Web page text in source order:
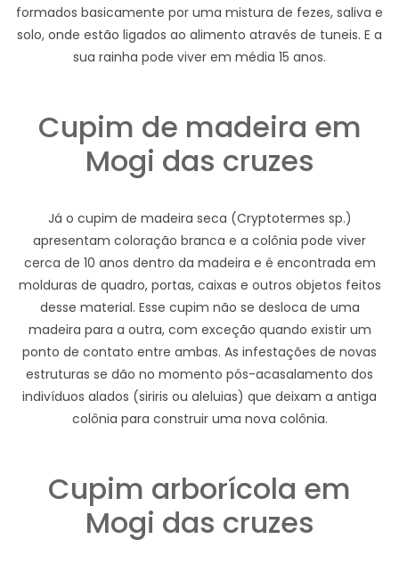
formados basicamente por uma mistura de fezes, saliva e
solo, onde estão ligados ao alimento através de tuneis. E a
sua rainha pode viver em média 15 anos.
Cupim de madeira em
Mogi das cruzes
Já o cupim de madeira seca (Cryptotermes sp.)
apresentam coloração branca e a colônia pode viver
cerca de 10 anos dentro da madeira e é encontrada em
molduras de quadro, portas, caixas e outros objetos feitos
desse material. Esse cupim não se desloca de uma
madeira para a outra, com exceção quando existir um
ponto de contato entre ambas. As infestações de novas
estruturas se dão no momento pós-acasalamento dos
indivíduos alados (siriris ou aleluias) que deixam a antiga
colônia para construir uma nova colônia.
Cupim arborícola em
Mogi das cruzes